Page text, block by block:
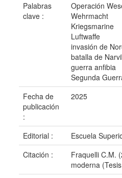
Palabras
clave :
Operación
Wehrmacht
Kriegsmarine
Luftwaffe
invasión de
batalla de
guerra anfibia
Segunda
Fecha de
publicación
:
2025
Editorial :
Escuela
Citación :
Fraquelli C.M.
moderna